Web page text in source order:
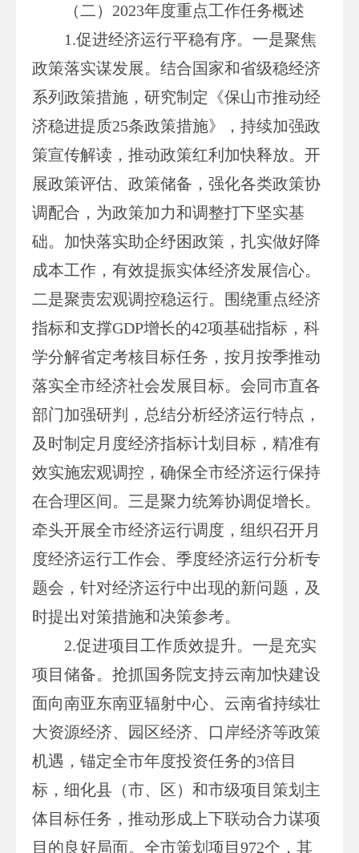
（二） 2023年度重点工作任务概述
1.促进经济运行平稳有序。一是聚焦
政策落实谋发展。结合国家和省级稳经济
系列政策措施，研究制定《保山市推动经
济稳进提质25条政策措施》，持续加强政
策宣传解读，推动政策红利加快释放。开
展政策评估、政策储备，强化各类政策协
调配合，为政策加力和调整打下坚实基
础。加快落实助企纾困政策，扎实做好降
成本工作，有效提振实体经济发展信心。
二是聚责宏观调控稳运行。围绕重点经济
指标和支撑GDP增长的42项基础指标，科
学分解省定考核目标任务，按月按季推动
落实全市经济社会发展目标。会同市直各
部门加强研判，总结分析经济运行特点，
及时制定月度经济指标计划目标，精准有
效实施宏观调控，确保全市经济运行保持
在合理区间。三是聚力统筹协调促增长。
牵头开展全市经济运行调度，组织召开月
度经济运行工作会、季度经济运行分析专
题会，针对经济运行中出现的新问题，及
时提出对策措施和决策参考。
2.促进项目工作质效提升。一是充实
项目储备。抢抓国务院支持云南加快建设
面向南亚东南亚辐射中心、云南省持续壮
大资源经济、园区经济、口岸经济等政策
机遇，锚定全市年度投资任务的3倍目
标，细化县（市、区）和市级项目策划主
体目标任务，推动形成上下联动合力谋项
目的良好局面。全市策划项目972个，其